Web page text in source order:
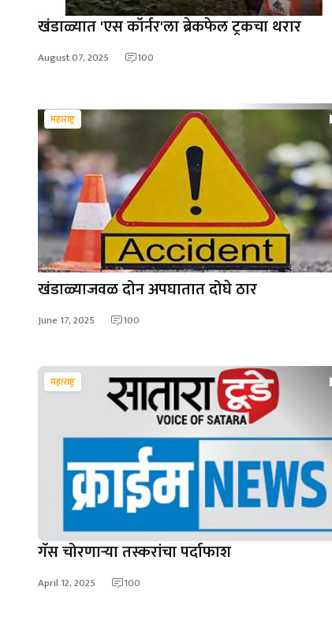
खंडाळ्यात 'एस कॉर्नर'ला ब्रेकफेल ट्रकचा थरार
August 07, 2025 100
महाराष्ट्र
खंडाळ्याजवळ दोन अपघातात दोघे ठार
June 17, 2025 100
महाराष्ट्र
गॅस चोरणार्‍या तस्करांचा पर्दाफाश
April 12, 2025 100